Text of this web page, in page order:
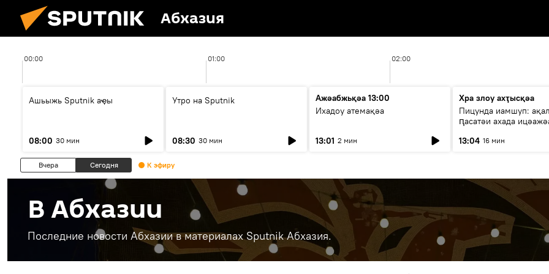
Абхазия
00:00 01:00 02:00
Ашьыжь Sputnik аҿы
08:00 30 мин
Утро на Sputnik
08:30 30 мин
Ажәабжьқәа 13:00
Ихадоу атемақәа
13:01 2 мин
Хра злоу ахҭысқәа
Пицунда иамшуп:
ԥасатәи ахада
13:04 16 мин
Вчера Сегодня К эфиру
В Абхазии
Последние новости Абхазии в материалах Sputnik Абхазия.